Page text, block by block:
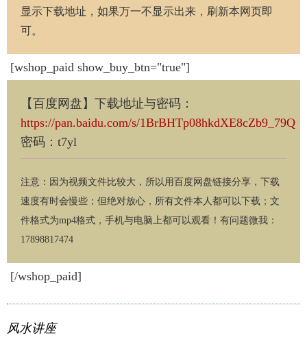
显示下载地址，如果万一不显示出来，刷新本网页即
可。
[wshop_paid show_buy_btn="true"]
【百度网盘】下载地址与密码 ：
https://pan.baidu.com/s/1BrBHTp08hkdXE8cZb9_79Q
密码：t7yl
注意：因为视频文件比较大，所以用百度网盘链接分享，下载
速度有时会慢些；但绝对放心，所有文件本人都可以下载；文
件格式为mp4格式，手机与电脑上都可以观看！有问题微我：
17898817474
[/wshop_paid]
风水讲座